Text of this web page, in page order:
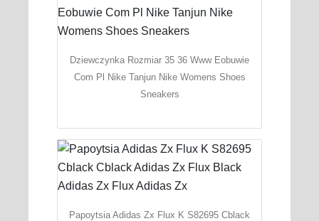
Dziewczynka Rozmiar 35 36 Www Eobuwie
Com Pl Nike Tanjun Nike Womens Shoes
Sneakers
Papoytsia Adidas Zx Flux K S82695 Cblack